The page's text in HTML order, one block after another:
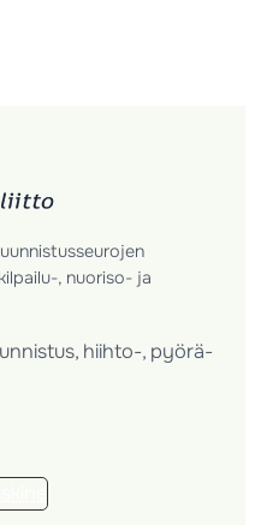
, nuoriso- ja
hiihto-, pyörä-